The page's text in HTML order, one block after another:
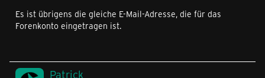
Es ist übrigens die gleiche E-Mail-Adresse, die für das
Forenkonto eingetragen ist.
Patrick